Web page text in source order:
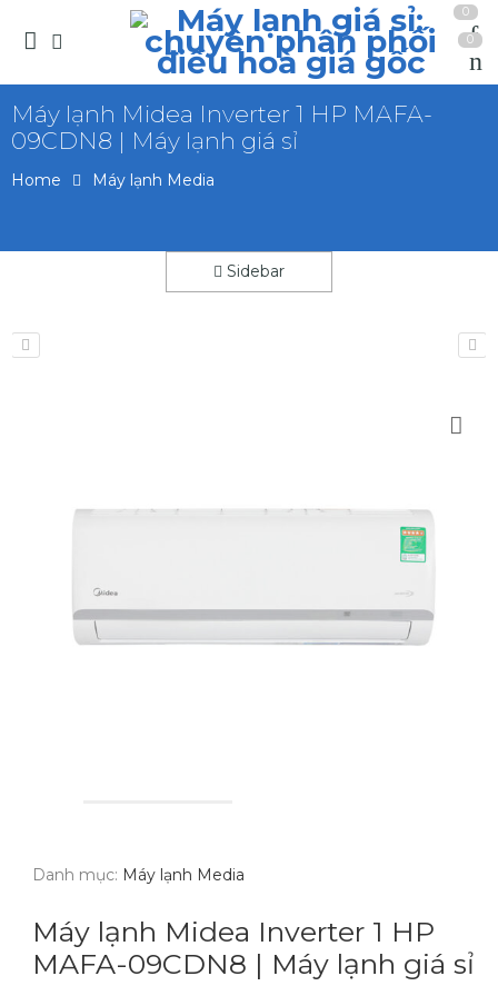
0
0
Máy lạnh Midea Inverter 1 HP MAFA-
09CDN8 | Máy lạnh giá sỉ
Home Máy lạnh Media
Sidebar
Danh mục: Máy lạnh Media
Máy lạnh Midea Inverter 1 HP
MAFA-09CDN8 | Máy lạnh giá sỉ